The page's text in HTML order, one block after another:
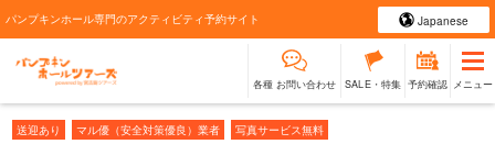
パンプキンホール専門のアクティビティ予約サイト Japanese
各種 お問い合わせ SALE・特集 予約確認 メニュー
送迎あり マル優（安全対策優良）業者 写真サービス無料